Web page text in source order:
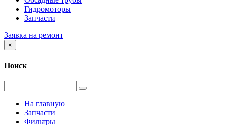
Гидромоторы
Запчасти
Заявка на ремонт
×
Поиск
На главную
Запчасти
Фильтры